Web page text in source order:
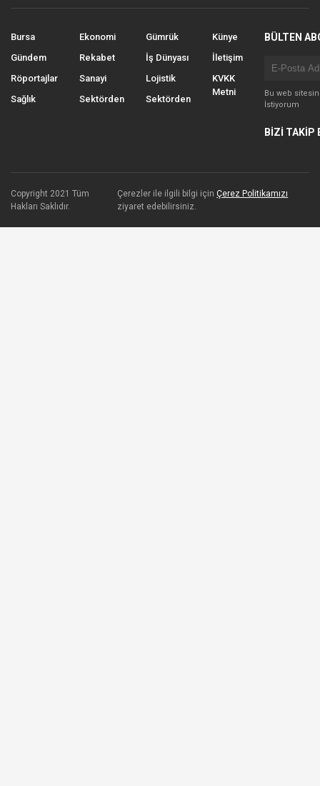
Bursa
Gündem
Röportajlar
Sağlık
Ekonomi
Rekabet
Sanayi
Sektörden
Gümrük
İş Dünyası
Lojistik
Sektörden
Künye
İletişim
KVKK
Metni
BÜLTEN
Bu web
İstiyorum
BİZİ TAKİP
Copyright 2021 Tüm
Hakları Saklıdır.
Çerezler ile ilgili bilgi içinÇerez Politikamızı
ziyaret edebilirsiniz.